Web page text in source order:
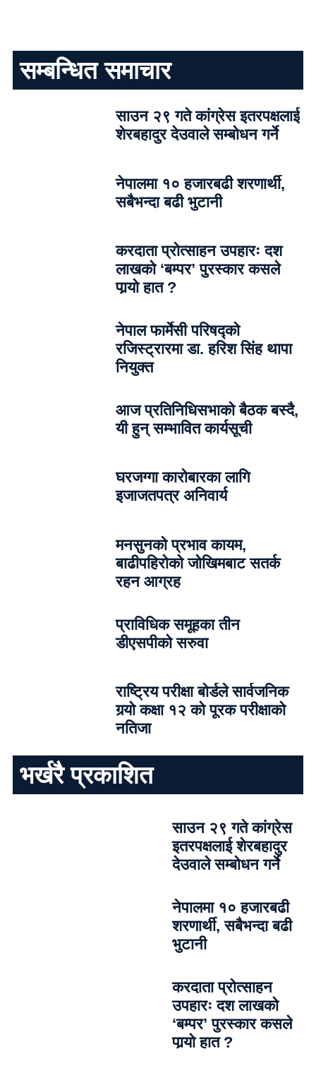
सम्बन्धित समाचार
साउन २९ गते कांग्रेस इतरपक्षलाई
शेरबहादुर देउवाले सम्बोधन गर्ने
नेपालमा १० हजारबढी शरणार्थी,
सबैभन्दा बढी भुटानी
करदाता प्रोत्साहन उपहारः दश
लाखको ‘बम्पर’ पुरस्कार कसले
पार्‍याे हात ?
नेपाल फार्मेसी परिषद्को
रजिस्ट्रारमा डा. हरिश सिंह थापा
नियुक्त
आज प्रतिनिधिसभाको बैठक बस्दै,
यी हुन् सम्भावित कार्यसूची
घरजग्गा कारोबारका लागि
इजाजतपत्र अनिवार्य
मनसुनको प्रभाव कायम,
बाढीपहिरोको जोखिमबाट सतर्क
रहन आग्रह
प्राविधिक समूहका तीन
डीएसपीको सरुवा
राष्ट्रिय परीक्षा बोर्डले सार्वजनिक
गर्‍यो कक्षा १२ को पूरक परीक्षाको
नतिजा
भर्खरै प्रकाशित
साउन २९ गते कांग्रेस
इतरपक्षलाई शेरबहादुर
देउवाले सम्बोधन गर्ने
नेपालमा १० हजारबढी
शरणार्थी, सबैभन्दा बढी
भुटानी
करदाता प्रोत्साहन
उपहारः दश लाखको
‘बम्पर’ पुरस्कार कसले
पार्‍याे हात ?